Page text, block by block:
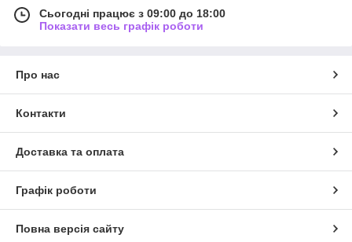
Сьогодні працює з 09:00 до 18:00
Показати весь графік роботи
Про нас
Контакти
Доставка та оплата
Графік роботи
Повна версія сайту